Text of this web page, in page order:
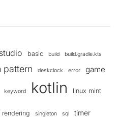
basic build build.gradle.kts
pattern deskclock error game
keyword kotlin linux mint
rendering singleton sql timer